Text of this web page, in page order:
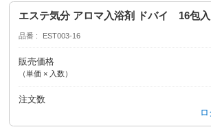
エステ気分 アロマ入浴剤 ドバイ 16包入
品番 EST003-16
販売価格
（単価 × 入数）
注文数